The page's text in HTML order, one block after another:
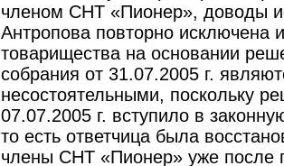
членом СНТ «Пионер», доводы
Антропова повторно исключена
товарищества на основании
собрания от 31.07.2005 г.
несостоятельными, поскольку
07.07.2005 г. вступило в
то есть ответчица была
члены СНТ «Пионер» уже после